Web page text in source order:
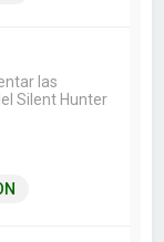
las
Silent Hunter